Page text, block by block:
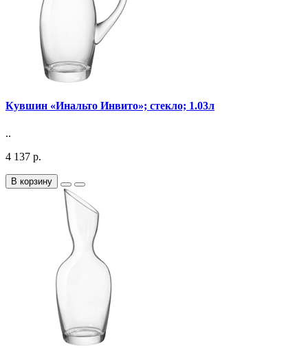
Кувшин «Инальто Инвито»; стекло; 1.03л
..
4 137 р.
В корзину